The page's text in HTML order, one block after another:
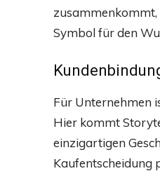
zusammenkommt,
Symbol für den
Für Unternehmen
Hier kommt
einzigartigen
Kaufentscheidung